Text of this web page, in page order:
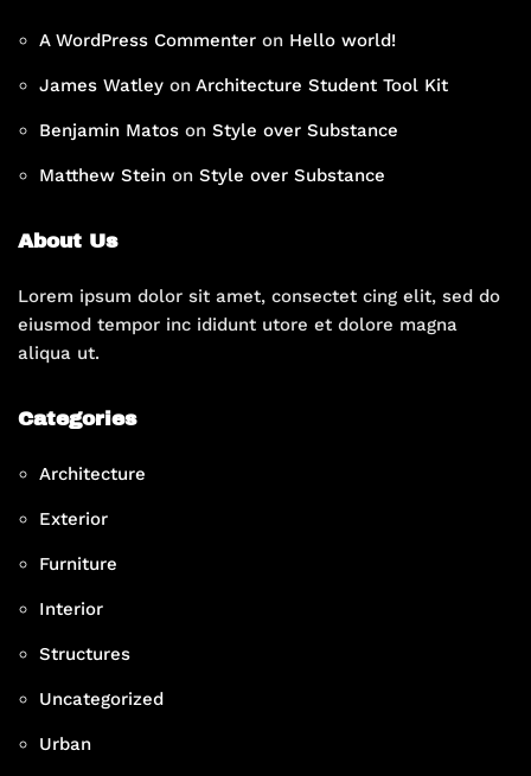
A WordPress Commenter on Hello world!
James Watley on Architecture Student Tool Kit
Benjamin Matos on Style over Substance
Matthew Stein on Style over Substance
About Us
Lorem ipsum dolor sit amet, consectet cing elit, sed do
eiusmod tempor inc ididunt utore et dolore magna
aliqua ut.
Categories
Architecture
Exterior
Furniture
Interior
Structures
Uncategorized
Urban